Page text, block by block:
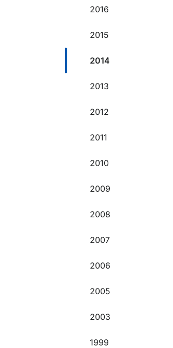
2016
2015
2014
2013
2012
2011
2010
2009
2008
2007
2006
2005
2003
1999